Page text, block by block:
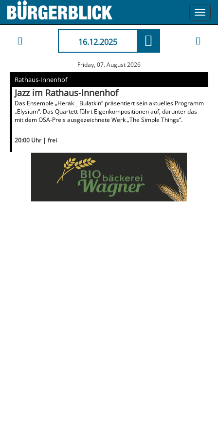
16.12.2025
Friday, 07. August 2026
Rathaus-Innenhof
Jazz im Rathaus-Innenhof
Das Ensemble „Herak _ Bulatkin“ präsentiert sein aktuelles Programm
„Elysium“. Das Quartett führt Eigenkompositionen auf, darunter das
mit dem OSA-Preis ausgezeichnete Werk „The Simple Things“.
20:00 Uhr | frei